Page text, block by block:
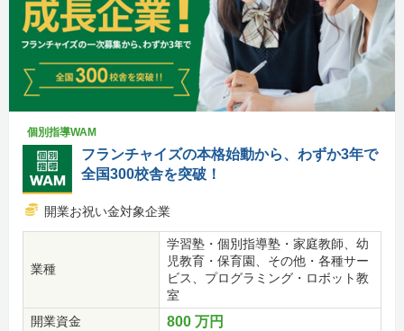
個別指導WAM
フランチャイズの本格始動から、わずか3年で
全国300校舎を突破！
開業お祝い金対象企業
業種
学習塾・個別指導塾・家庭教師、幼
児教育・保育園、その他・各種サー
ビス、プログラミング・ロボット教
室
開業資金
800 万円